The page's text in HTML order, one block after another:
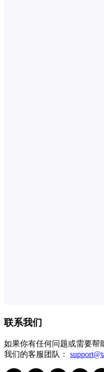
联系我们
如果你有任何问题或需要帮
我们的客服团队：